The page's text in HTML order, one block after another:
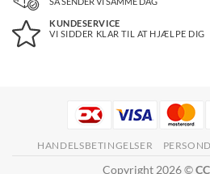
KUNDESERVICE
VI SIDDER KLAR TIL AT HJÆLPE DIG
HANDELSBETINGELSER
Copyright 2026 ©